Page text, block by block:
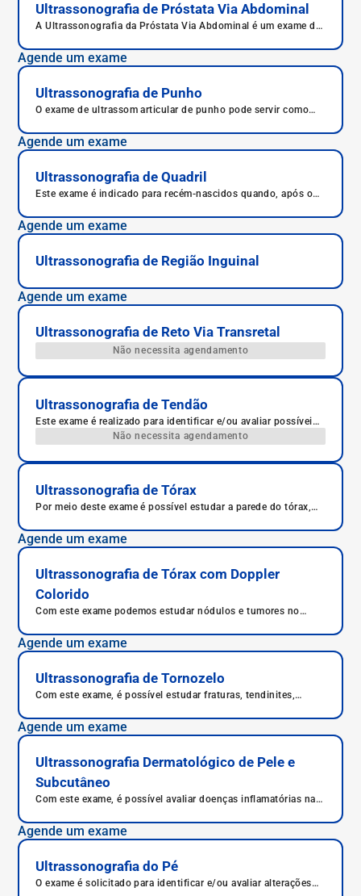
Ultrassonografia de Próstata Via Abdominal
A Ultrassonografia da Próstata Via Abdominal é um exame de
possíveis alterações na próstata, como nódulos ou sinais de
inflamação. Pode ser realizada por via abdominal ou
acompanhamento de doenças prostáticas.
Agende um exame
Ultrassonografia de Punho
O exame de ultrassom articular de punho pode servir como
como punções e infiltrações, além de ser útil para seguimento
pós-tratamentos.
Agende um exame
Ultrassonografia de Quadril
Este exame é indicado para recém-nascidos quando, após o
Agende um exame
Ultrassonografia de Região Inguinal
Agende um exame
Ultrassonografia de Reto Via Transretal
Não necessita agendamento
Ultrassonografia de Tendão
Este exame é realizado para identificar e/ou avaliar possíveis
traumas ou patologias no tendão.
Não necessita agendamento
Ultrassonografia de Tórax
Por meio deste exame é possível estudar a parede do tórax,
fraturas, inflamações importantes ou crescimento anormal de
massas no local.
Agende um exame
Ultrassonografia de Tórax com Doppler
Colorido
Com este exame podemos estudar nódulos e tumores no
Agende um exame
Ultrassonografia de Tornozelo
Com este exame, é possível estudar fraturas, tendinites,
reumáticas, como lupus e gota.
Agende um exame
Ultrassonografia Dermatológico de Pele e
Subcutâneo
Com este exame, é possível avaliar doenças inflamatórias na
Agende um exame
Ultrassonografia do Pé
O exame é solicitado para identificar e/ou avaliar alterações